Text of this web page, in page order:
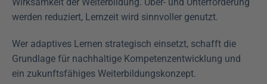
Wirksamkeit der Weiterbildung. Über- und Unterforderung
werden reduziert, Lernzeit wird sinnvoller genutzt.
Wer adaptives Lernen strategisch einsetzt, schafft die
Grundlage für nachhaltige Kompetenzentwicklung und
ein zukunftsfähiges Weiterbildungskonzept.